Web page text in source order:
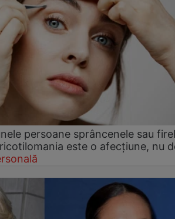
persoane sprâncenele sau
este o afecțiune, nu